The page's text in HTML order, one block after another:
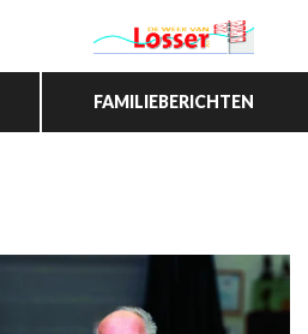
FAMILIEBERICHTEN